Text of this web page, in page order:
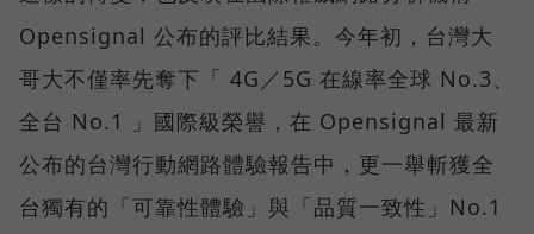
Opensignal 公布的評比結果。今年初，台灣大
哥大不僅率先奪下「 4G／5G 在線率全球 No.3、
全台 No.1 」國際級榮譽，在 Opensignal 最新
公布的台灣行動網路體驗報告中，更一舉斬獲全
台獨有的「可靠性體驗」與「品質一致性」No.1